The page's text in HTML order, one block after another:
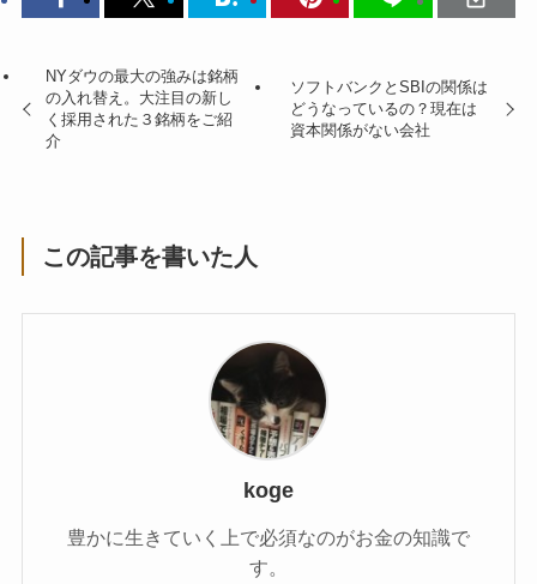
NYダウの最大の強みは銘柄
の入れ替え。大注目の新し
く採用された３銘柄をご紹
介
ソフトバンクとSBIの関係は
どうなっているの？現在は
資本関係がない会社
この記事を書いた人
koge
豊かに生きていく上で必須なのがお金の知識で
す。